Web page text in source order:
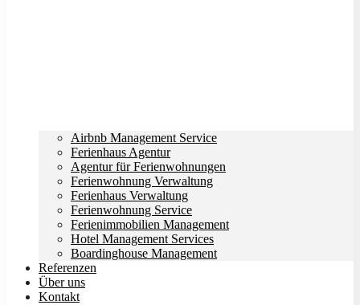
Airbnb Management Service
Ferienhaus Agentur
Agentur für Ferienwohnungen
Ferienwohnung Verwaltung
Ferienhaus Verwaltung
Ferienwohnung Service
Ferienimmobilien Management
Hotel Management Services
Boardinghouse Management
Referenzen
Über uns
Kontakt